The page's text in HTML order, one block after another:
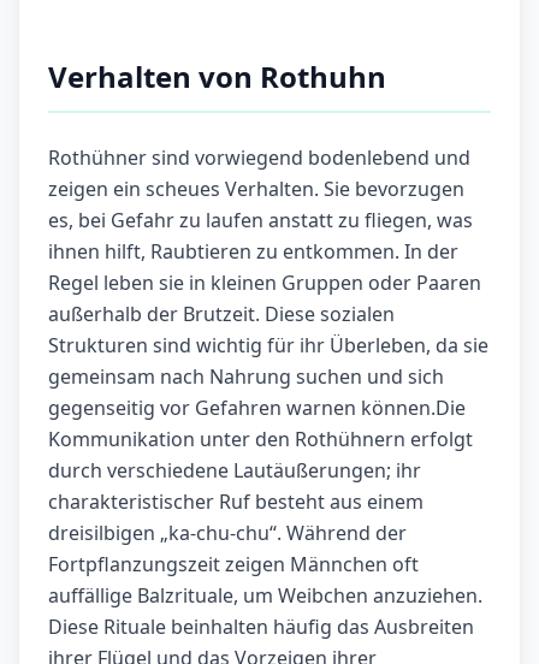
Verhalten von Rothuhn
Rothühner sind vorwiegend bodenlebend und
zeigen ein scheues Verhalten. Sie bevorzugen
es, bei Gefahr zu laufen anstatt zu fliegen, was
ihnen hilft, Raubtieren zu entkommen. In der
Regel leben sie in kleinen Gruppen oder Paaren
außerhalb der Brutzeit. Diese sozialen
Strukturen sind wichtig für ihr Überleben, da sie
gemeinsam nach Nahrung suchen und sich
gegenseitig vor Gefahren warnen können.Die
Kommunikation unter den Rothühnern erfolgt
durch verschiedene Lautäußerungen; ihr
charakteristischer Ruf besteht aus einem
dreisilbigen „ka-chu-chu“. Während der
Fortpflanzungszeit zeigen Männchen oft
auffällige Balzrituale, um Weibchen anzuziehen.
Diese Rituale beinhalten häufig das Ausbreiten
ihrer Flügel und das Vorzeigen ihrer